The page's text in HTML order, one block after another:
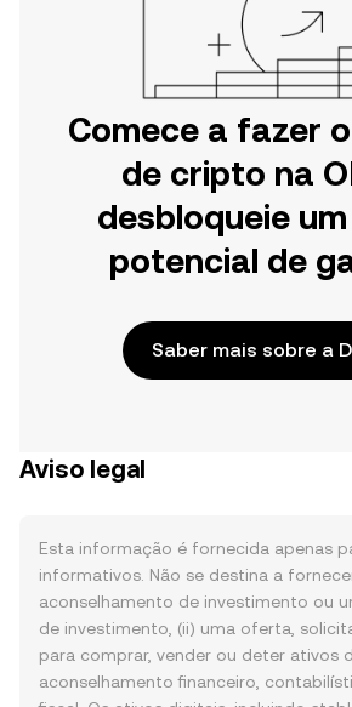
Comece a fazer
de cripto na
desbloqueie
potencial de
Saber mais sobre a
Aviso legal
Esta informação é fornecida apenas
informativos. Não se destina a
aconselhamento de investimento ou
de investimento, (ii) uma oferta,
para comprar, vender ou deter ativos
aconselhamento financeiro,